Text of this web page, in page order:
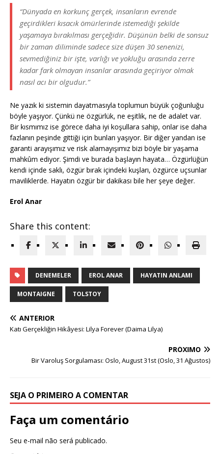
“Dünyada en korkunç gerçek, insanların evrende
geçirdikleri kısacık ömürlerinde istemediği şekilde
yaşamaya bırakılması gerçeğidir. Düşünün belki de sonsuz
bir zaman diliminde sadece size düşen 30 senenizi,
sevmediğiniz bir işte, varlığı ve yokluğu arasında zerre
kadar fark olmayan insanlar arasında geçiriyor olmak
nasıl acı bir olgudur.”
Ne yazık ki sistemin dayatmasıyla toplumun büyük çoğunluğu
böyle yaşıyor. Çünkü ne özgürlük, ne eşitlik, ne de adalet var.
Bir kısmımız ise görece daha iyi koşullara sahip, onlar ise daha
fazlanın peşinde gittiği için bunları yaşıyor. Bir diğer yandan ise
garanti arayışımız ve risk alamayışımız bizi böyle bir yaşama
mahkûm ediyor. Şimdi ve burada başlayın hayata… Özgürlüğün
kendi içinde saklı, özgür bırak içindeki kuşları, özgürce uçsunlar
maviliklerde. Hayatın özgür bir dakikası bile her şeye değer.
Erol Anar
Share this content:
DENEMELER EROL ANAR HAYATIN ANLAMI
MONTAIGNE TOLSTOY
ANTERIOR
Katı Gerçekliğin Hikâyesi: Lilya Forever (Daima Lilya)
PRÓXIMO
Bir Varoluş Sorgulaması: Oslo, August 31st (Oslo, 31 Ağustos)
SEJA O PRIMEIRO A COMENTAR
Faça um comentário
Seu e-mail não será publicado.